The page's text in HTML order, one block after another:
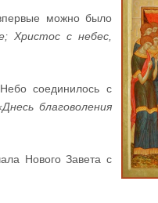
можно было
Христос с небес,
соединилось с
благоволения
Нового Завета с